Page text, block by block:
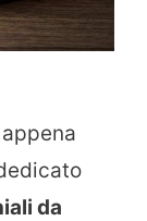
da